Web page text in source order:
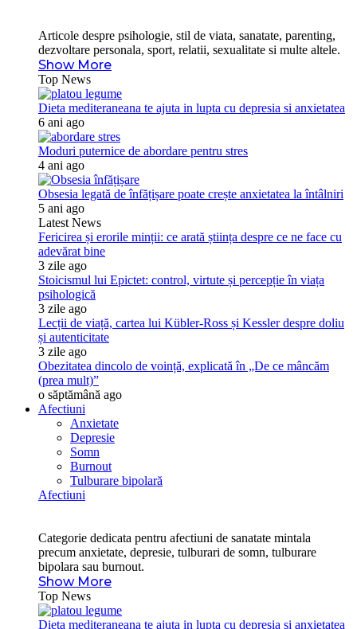
Articole despre psihologie, stil de viata, sanatate, parenting,
dezvoltare personala, sport, relatii, sexualitate si multe altele.
Show More
Top News
Dieta mediteraneana te ajuta in lupta cu depresia si anxietatea
6 ani ago
Moduri puternice de abordare pentru stres
4 ani ago
Obsesia legată de înfățișare poate crește anxietatea la întâlniri
5 ani ago
Latest News
Fericirea și erorile minții: ce arată știința despre ce ne face cu
adevărat bine
3 zile ago
Stoicismul lui Epictet: control, virtute și percepție în viața
psihologică
3 zile ago
Lecții de viață, cartea lui Kübler-Ross și Kessler despre doliu
și autenticitate
3 zile ago
Obezitatea dincolo de voință, explicată în „De ce mâncăm
(prea mult)”
o săptămână ago
Afectiuni
Anxietate
Depresie
Somn
Burnout
Tulburare bipolară
Afectiuni
Categorie dedicata pentru afectiuni de sanatate mintala
precum anxietate, depresie, tulburari de somn, tulburare
bipolara sau burnout.
Show More
Top News
Dieta mediteraneana te ajuta in lupta cu depresia si anxietatea